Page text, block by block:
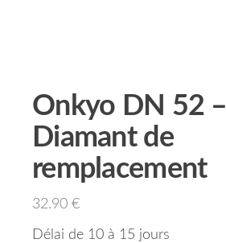
Onkyo DN 52 –
Diamant de
remplacement
32.90 €
Délai de 10 à 15 jours